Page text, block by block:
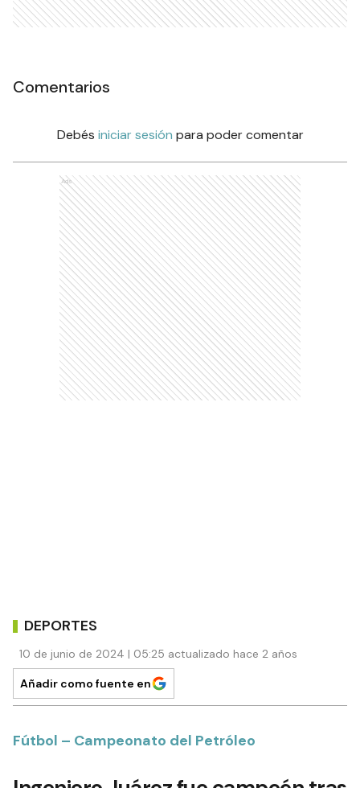
Comentarios
Debés iniciar sesión para poder comentar
Ads
DEPORTES
10 de junio de 2024 | 05:25 actualizado hace 2 años
Añadir como fuente en
Fútbol – Campeonato del Petróleo